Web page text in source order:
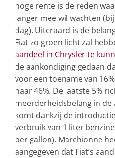
hoge rente is de reden
langer mee wil wachten
dag). Uiteraard is de
Fiat zo groen licht zal
aandeel in Chrysler te
de aankondiging gedaan
voor een toename van
naar 46%. De laatste 5%
meerderheidsbelang in de
komt dankzij de
verbruik van 1 liter
per gallon). Marchionne
aangegeven dat Fiat’s